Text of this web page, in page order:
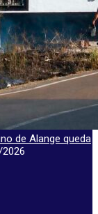
de Alange queda